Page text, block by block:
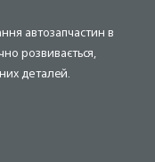
автозапчастин в
розвивається,
деталей.